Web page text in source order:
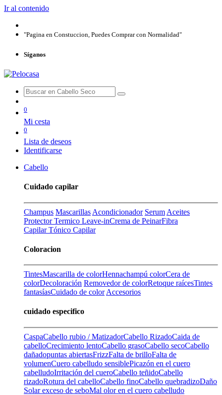
Ir al contenido
"Pagina en Constuccion, Puedes Comprar con Normalidad"
Síganos
0
Mi cesta
0
Lista de deseos
Identificarse
Cabello
Cuidado capilar
Champus Mascarillas Acondicionador Serum Aceites
Protector Termico Leave-inCrema de PeinarFibra
CapilarTónico Capilar
Coloracion
TintesMascarilla de colorHennachampú colorCera de
colorDecoloración Removedor de colorRetoque raícesTintes
fantasíasCuidado de color Accesorios
cuidado especifico
CaspaCabello rubio / MatizadorCabello RizadoCaida de
cabelloCrecimiento lentoCabello grasoCabello secoCabello
dañadopuntas abiertasFrizzFalta de brilloFalta de
volumenCuero cabelludo sensiblePicazón en el cuero
cabelludoIrritación del cueroCabello teñidoCabello
rizadoRotura del cabelloCabello finoCabello quebradizoDaño
Solarexceso de seboMal olor en el cuero cabelludo